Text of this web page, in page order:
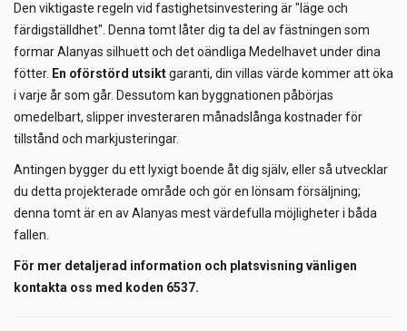
Den viktigaste regeln vid fastighetsinvestering är "läge och
färdigställdhet". Denna tomt låter dig ta del av fästningen som
formar Alanyas silhuett och det oändliga Medelhavet under dina
fötter. En oförstörd utsiktgaranti, din villas värde kommer att öka
i varje år som går. Dessutom kan byggnationen påbörjas
omedelbart, slipper investeraren månadslånga kostnader för
tillstånd och markjusteringar.
Antingen bygger du ett lyxigt boende åt dig själv, eller så utvecklar
du detta projekterade område och gör en lönsam försäljning;
denna tomt är en av Alanyas mest värdefulla möjligheter i båda
fallen.
För mer detaljerad information och platsvisning vänligen
kontakta oss med koden 6537.